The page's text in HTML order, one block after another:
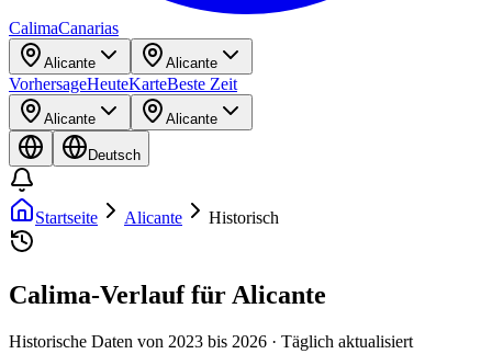
CalimaCanarias
Alicante Alicante
VorhersageHeuteKarteBeste Zeit
Alicante Alicante
Deutsch
Startseite Alicante Historisch
Calima-Verlauf für Alicante
Historische Daten von 2023 bis 2026 · Täglich aktualisiert